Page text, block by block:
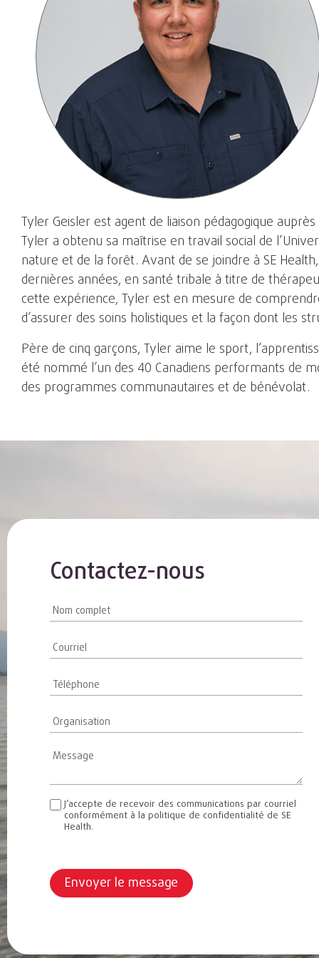
Tyler Geisler est agent de liaison pédagogique
Tyler a obtenu sa maîtrise en travail social de
nature et de la forêt. Avant de se joindre à SE
dernières années, en santé tribale à titre de
cette expérience, Tyler est en mesure de
d’assurer des soins holistiques et la façon dont les
Père de cinq garçons, Tyler aime le sport,
été nommé l’un des 40 Canadiens performants de
des programmes communautaires et de bénévolat.
Contactez-nous
Contact
Us
French
J’accepte de recevoir des communications par courriel
conformément à la politique de confidentialité de SE
Health.
Envoyer le message